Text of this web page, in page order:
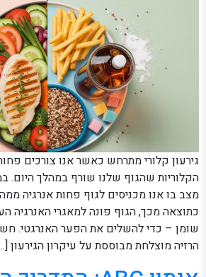
גירעון קלורי מתרחש כאשר אנו צורכים
הקלוריות שהגוף שלנו שורף במהלך היום.
מצב בו אנו מכניסים לגוף פחות אנרגיה
כתוצאה מכך, הגוף פונה למאגרי האנרגיה
שומן – כדי להשלים את הפער האנרגטי.
הרזיה מוצלחת מבוססת על עיקרון הגירעון